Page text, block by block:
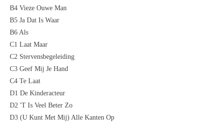
B4 Vieze Ouwe Man
B5 Ja Dat Is Waar
B6 Als
C1 Laat Maar
C2 Stervensbegeleiding
C3 Geef Mij Je Hand
C4 Te Laat
D1 De Kinderacteur
D2 'T Is Veel Beter Zo
D3 (U Kunt Met Mij) Alle Kanten Op